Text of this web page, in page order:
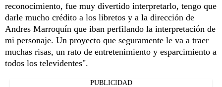
reconocimiento, fue muy divertido interpretarlo, tengo que
darle mucho crédito a los libretos y a la dirección de
Andres Marroquín que iban perfilando la interpretación de
mi personaje. Un proyecto que seguramente le va a traer
muchas risas, un rato de entretenimiento y esparcimiento a
todos los televidentes".
PUBLICIDAD